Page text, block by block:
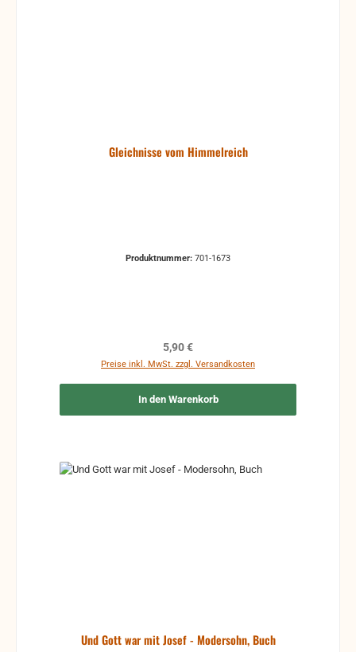
Gleichnisse vom Himmelreich
Produktnummer: 701-1673
Regulärer Preis:
5,90 €
Preise inkl. MwSt. zzgl. Versandkosten
In den Warenkorb
Und Gott war mit Josef - Modersohn, Buch